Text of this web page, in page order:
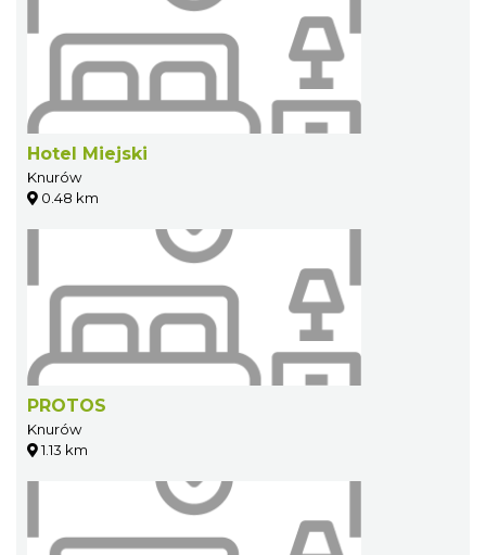
Hotel Miejski
Knurów
0.48 km
PROTOS
Knurów
1.13 km